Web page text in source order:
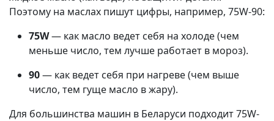
Поэтому на маслах пишут цифры, например, 75W-90:
75W— как масло ведет себя на холоде (чем
меньше число, тем лучше работает в мороз).
90— как ведет себя при нагреве (чем выше
число, тем гуще масло в жару).
Для большинства машин в Беларуси подходит 75W-